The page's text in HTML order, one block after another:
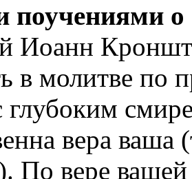
поучениями
Иоанн
в молитве
глубоким
вера
По вере